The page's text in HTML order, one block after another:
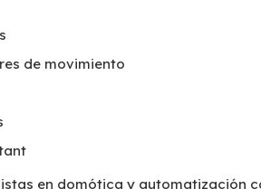
de movimiento
en domótica y automatización